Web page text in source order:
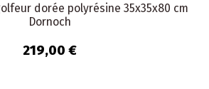
dorée polyrésine 35x35x80 cm
Dornoch
219,00 €